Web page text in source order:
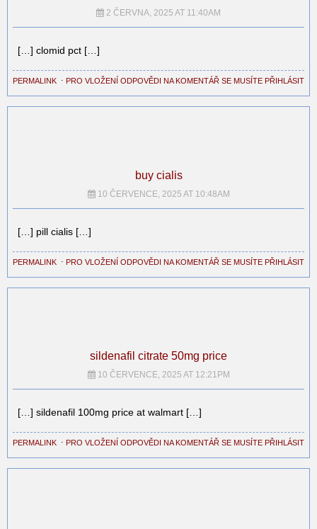
2 ČERVNA, 2025 AT 11:40AM
[…] clomid pct […]
PERMALINK ⋅ PRO VLOŽENÍ ODPOVĚDI NA KOMENTÁŘ SE MUSÍTE PŘIHLÁSIT
buy cialis
10 ČERVENCE, 2025 AT 10:48AM
[…] pill cialis […]
PERMALINK ⋅ PRO VLOŽENÍ ODPOVĚDI NA KOMENTÁŘ SE MUSÍTE PŘIHLÁSIT
sildenafil citrate 50mg price
10 ČERVENCE, 2025 AT 12:21PM
[…] sildenafil 100mg price at walmart […]
PERMALINK ⋅ PRO VLOŽENÍ ODPOVĚDI NA KOMENTÁŘ SE MUSÍTE PŘIHLÁSIT